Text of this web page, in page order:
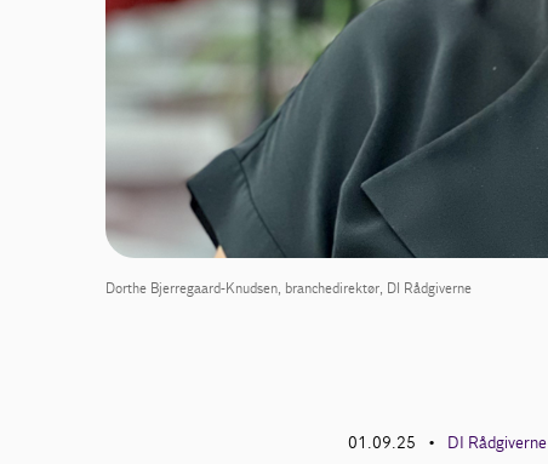
Dorthe Bjerregaard-Knudsen, branchedirektør, DI Rådgiverne
01.09.25 • DI Rådgiverne